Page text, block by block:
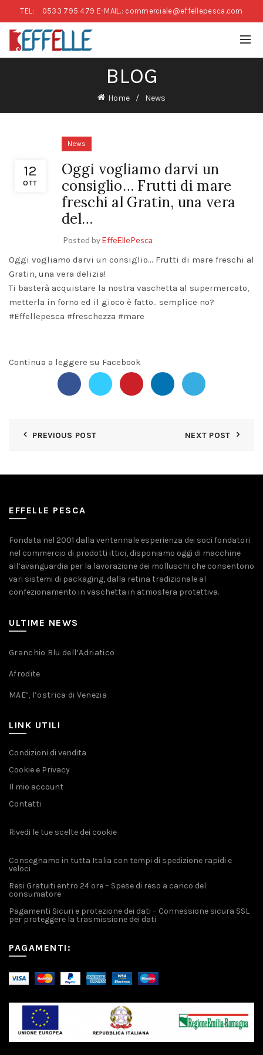
TEL: 0533 795 479 E-MAIL.: commerciale@effellepesca.com
BLOG
Home News
12
OTT
News
Oggi vogliamo darvi un
consiglio… Frutti di mare
freschi al Gratin, una vera
del…
Posted byEffeEllePesca
Oggi vogliamo darvi un consiglio… Frutti di mare freschi al
Gratin, una vera delizia!
Ti basterà acquistare la nostra vaschetta al supermercato,
metterla in forno ed il gioco è fatto.. semplice no?
#Effellepesca #freschezza #mare
Continua a leggere su Facebook
PREVIOUS POST NEXT POST
EFFELLE PESCA
Fondata nel 2001 dalla ventennale esperienza dei soci fondatori
nel commercio di prodotti ittici, disponiamo oggi di macchine
all’avanguardia per la lavorazione dei molluschi che consentono
vari sistemi di packaging, dalla retina tradizionale al
confezionamento in vaschetta in atmosfera protettiva.
ULTIME NEWS
Granchio Blu dell’Adriatico
Afrodite
MAE’, l’ostrica di Venezia
LINK UTILI
Condizioni di vendita
Cookie e Privacy
Il mio account
Contatti
Rivedi le tue scelte dei cookie
Consegnamo in tutta Italia con tempi di spedizione rapidi e
veloci
Resi Gratuiti entro 24 ore – Spese di reso a carico del
consumatore
Pagamenti Sicuri e protezione dei dati – Connessione sicura SSL
per proteggere la trasmissione dei dati
PAGAMENTI: